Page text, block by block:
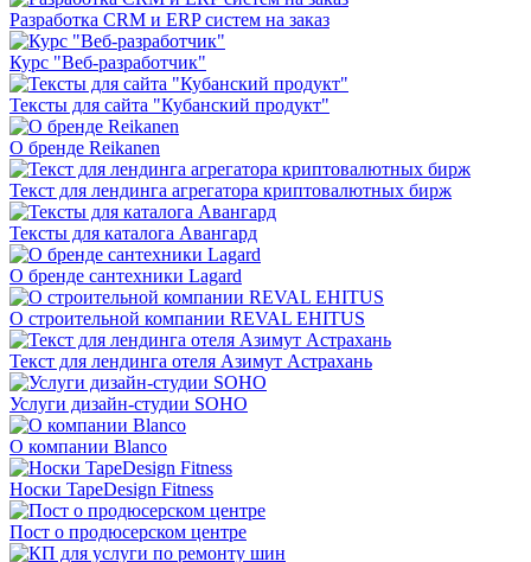
Разработка CRM и ERP систем на заказ
Курс "Веб-разработчик"
Тексты для сайта "Кубанский продукт"
О бренде Reikanen
Текст для лендинга агрегатора криптовалютных бирж
Тексты для каталога Авангард
О бренде сантехники Lagard
О строительной компании REVAL EHITUS
Текст для лендинга отеля Азимут Астрахань
Услуги дизайн-студии SOHO
О компании Blanco
Носки TapeDesign Fitness
Пост о продюсерском центре